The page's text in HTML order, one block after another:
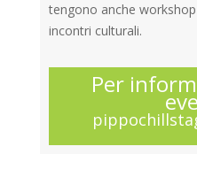
tengono anche
incontri culturali.
Per